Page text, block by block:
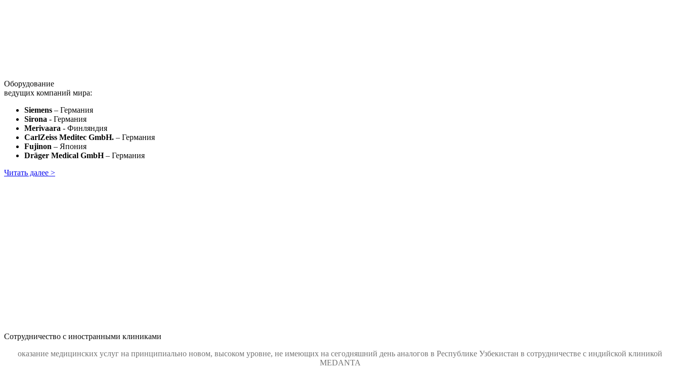
Оборудование
ведущих компаний мира:
Siemens – Германия
Sirona - Германия
Merivaara - Финляндия
CarlZeiss Meditec GmbH. – Германия
Fujinon – Япония
Dräger Medical GmbH– Германия
Читать далее >
Сотрудничество с иностранными клиниками
оказание медицинских услуг на принципиально новом, высоком уровне, не имеющих на сегодняшний день аналогов в Республике Узбекистан в сотрудничестве с индийской клиникой
MEDANTA